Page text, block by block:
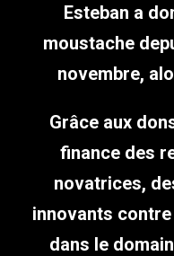
Esteban a
moustache
novembre,
Grâce aux
finance des
novatrices,
innovants
dans le